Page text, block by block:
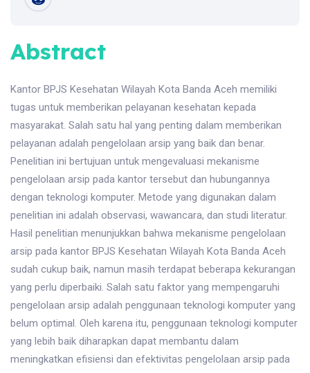
Abstract
Kantor BPJS Kesehatan Wilayah Kota Banda Aceh memiliki
tugas untuk memberikan pelayanan kesehatan kepada
masyarakat. Salah satu hal yang penting dalam memberikan
pelayanan adalah pengelolaan arsip yang baik dan benar.
Penelitian ini bertujuan untuk mengevaluasi mekanisme
pengelolaan arsip pada kantor tersebut dan hubungannya
dengan teknologi komputer. Metode yang digunakan dalam
penelitian ini adalah observasi, wawancara, dan studi literatur.
Hasil penelitian menunjukkan bahwa mekanisme pengelolaan
arsip pada kantor BPJS Kesehatan Wilayah Kota Banda Aceh
sudah cukup baik, namun masih terdapat beberapa kekurangan
yang perlu diperbaiki. Salah satu faktor yang mempengaruhi
pengelolaan arsip adalah penggunaan teknologi komputer yang
belum optimal. Oleh karena itu, penggunaan teknologi komputer
yang lebih baik diharapkan dapat membantu dalam
meningkatkan efisiensi dan efektivitas pengelolaan arsip pada